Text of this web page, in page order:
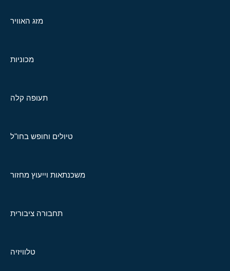
מזג האוויר
מכוניות
תעופה קלה
טיולים וחופש בחו"ל
משכנתאות וייעוץ מחזור
תחבורה ציבורית
טלוויזיה